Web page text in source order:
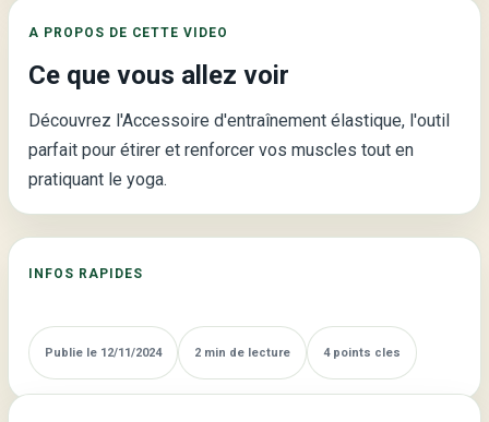
Yoga
Figure
A PROPOS DE CETTE VIDEO
Ce que vous allez voir
Découvrez l'Accessoire d'entraînement élastique, l'outil
parfait pour étirer et renforcer vos muscles tout en
pratiquant le yoga.
INFOS RAPIDES
Publie le 12/11/2024 2 min de lecture 4 points cles